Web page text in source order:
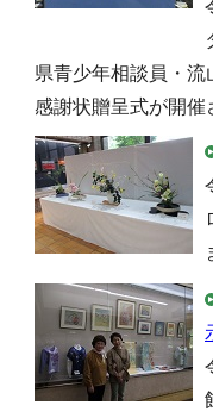
県青少年相談員・
感謝状贈呈式が開催